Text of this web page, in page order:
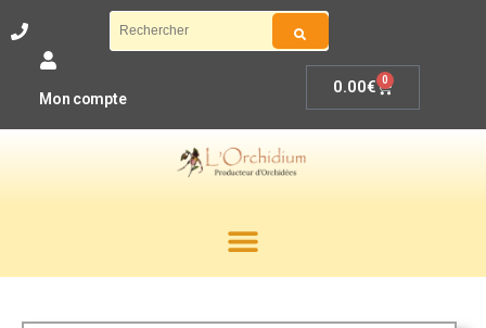
Mon compte
0.00€ 0